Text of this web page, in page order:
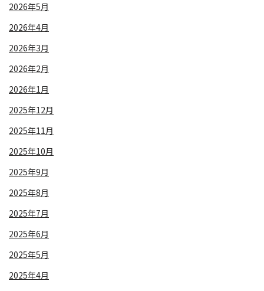
2026年5月
2026年4月
2026年3月
2026年2月
2026年1月
2025年12月
2025年11月
2025年10月
2025年9月
2025年8月
2025年7月
2025年6月
2025年5月
2025年4月